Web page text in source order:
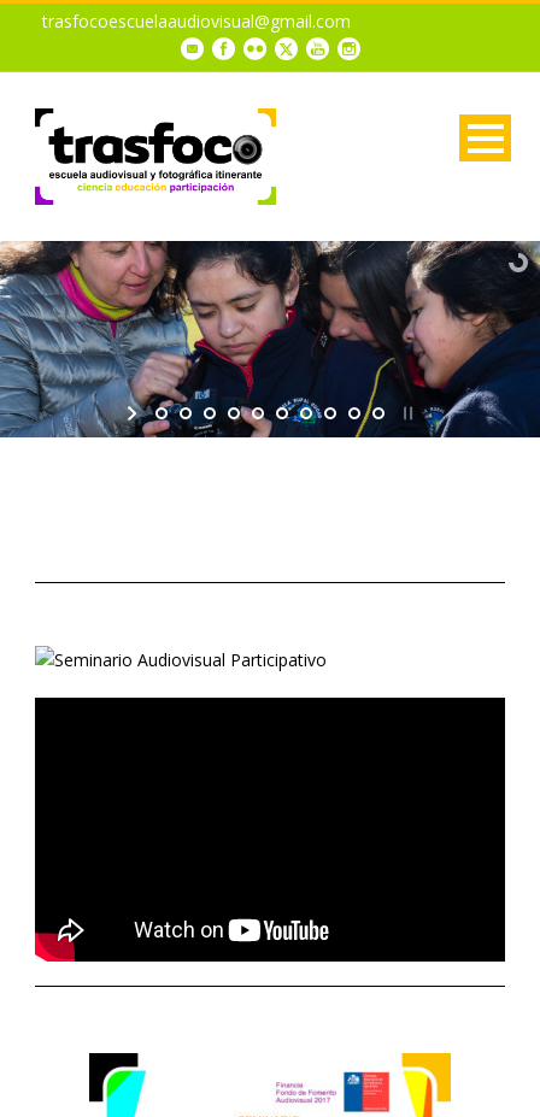
trasfocoescuelaaudiovisual@gmail.com